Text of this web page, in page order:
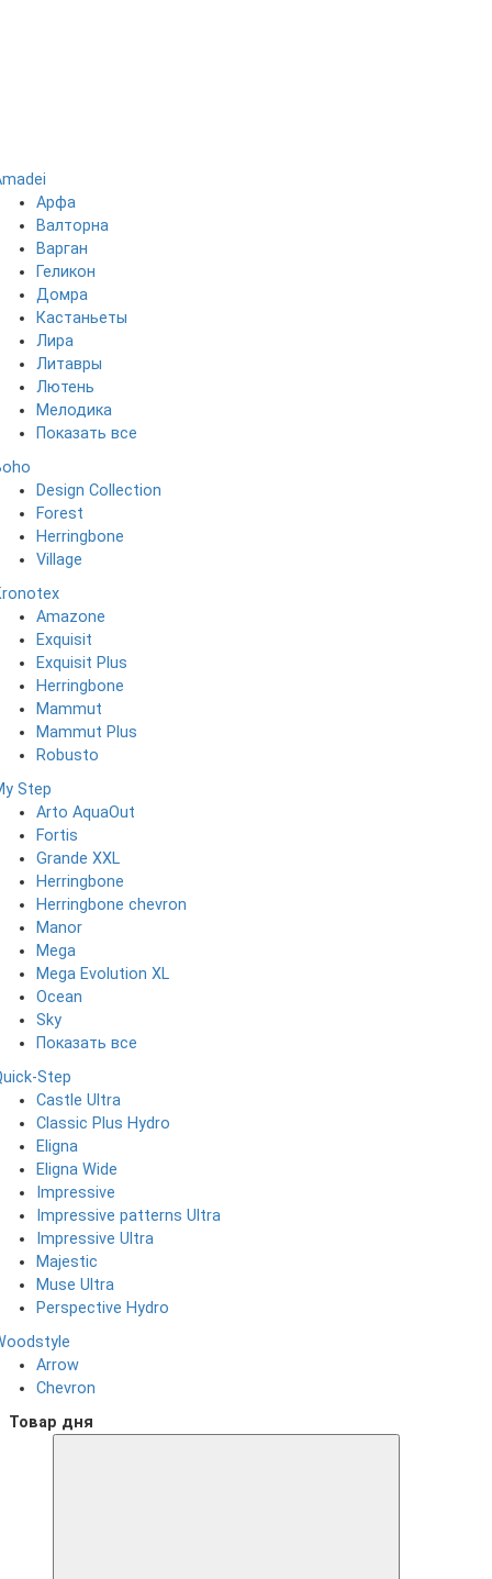
Арфа
Валторна
Варган
Геликон
Домра
Кастаньеты
Лира
Литавры
Лютень
Мелодика
Показать все
Design Collection
Forest
Herringbone
Village
Amazone
Exquisit
Exquisit Plus
Herringbone
Mammut
Mammut Plus
Robusto
Step
Arto AquaOut
Fortis
Grande XXL
Herringbone
Herringbone chevron
Manor
Mega
Mega Evolution XL
Ocean
Sky
Показать все
Step
Castle Ultra
Classic Plus Hydro
Eligna
Eligna Wide
Impressive
Impressive patterns Ultra
Impressive Ultra
Majestic
Muse Ultra
Perspective Hydro
Arrow
Chevron
Товар дня